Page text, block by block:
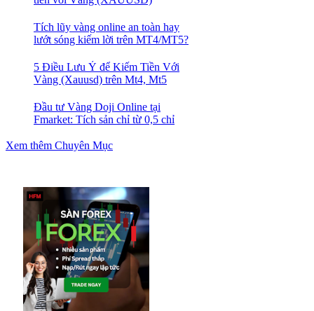
Tích lũy vàng online an toàn hay
lướt sóng kiếm lời trên MT4/MT5?
5 Điều Lưu Ý để Kiếm Tiền Với
Vàng (Xauusd) trên Mt4, Mt5
Đầu tư Vàng Doji Online tại
Fmarket: Tích sản chỉ từ 0,5 chỉ
Xem thêm Chuyên Mục